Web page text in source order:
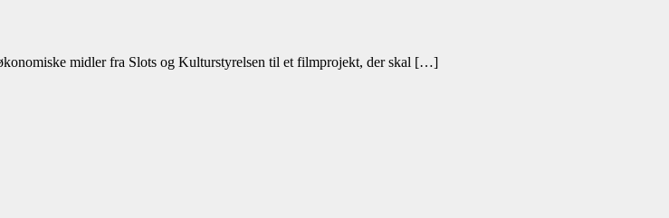
midler fra Slots og Kulturstyrelsen til et filmprojekt, der skal […]